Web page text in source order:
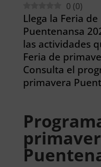
0 (0)
Llega la Feria
Puentenansa
las actividades
Feria de
Consulta el
primavera